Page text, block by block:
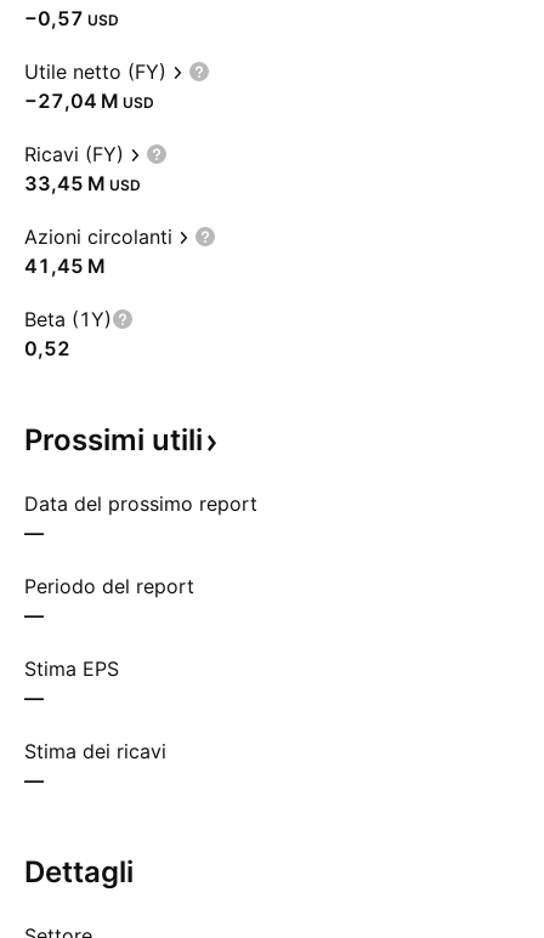
−0,57 USD
Utile netto (FY)
‪−27,04 M‬ USD
Ricavi (FY)
‪33,45 M‬ USD
Azioni circolanti
‪41,45 M‬
Beta (1Y)
0,52
Prossimi utili
Data del prossimo report
—
Periodo del report
—
Stima EPS
—
Stima dei ricavi
—
Dettagli